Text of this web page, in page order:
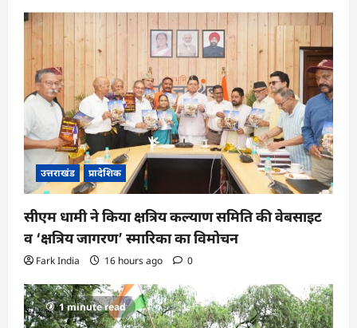
उत्तराखंड प्रादेशिक
सीएम धामी ने किया क्षत्रिय कल्याण समिति की वेबसाइट
व ‘क्षत्रिय जागरण’ स्मारिका का विमोचन
Fark India 16 hours ago 0
1 minute read